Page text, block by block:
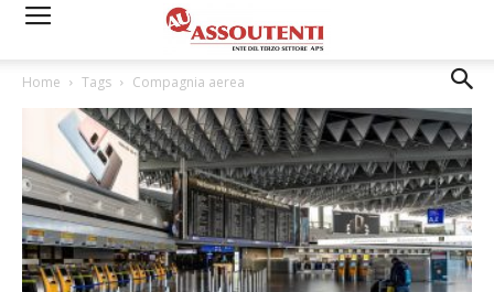
Home Tags Compagnia aerea